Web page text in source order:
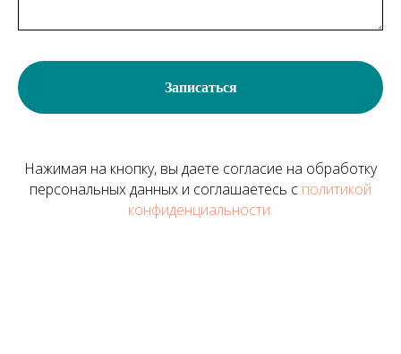
Записаться
Нажимая на кнопку, вы даете согласие на обработку
персональных данных и соглашаетесь c политикой
конфиденциальности.